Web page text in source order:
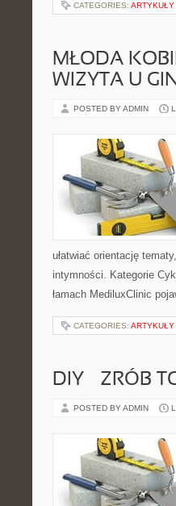
CATEGORIES: ARTYKUŁY
MŁODA
WIZYTA U
POSTED BY ADMIN
ułatwiać orientację
intymności. Kategorie
łamach MediluxClinic
CATEGORIES: ARTYKUŁY
DIY – ZRÓB
POSTED BY ADMIN